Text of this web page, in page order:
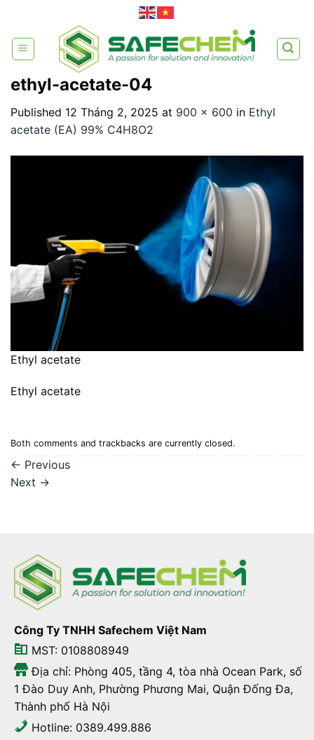
content
ethyl-acetate-04
Published 12 Tháng 2, 2025 at 900 × 600 in Ethyl
acetate (EA) 99% C4H8O2
Ethyl acetate
Ethyl acetate
Both comments and trackbacks are currently closed.
← Previous
Next →
Công Ty TNHH Safechem Việt Nam
MST: 0108808949
Địa chỉ: Phòng 405, tầng 4, tòa nhà Ocean Park, số
1 Đào Duy Anh, Phường Phương Mai, Quận Đống Đa,
Thành phố Hà Nội
Hotline: 0389.499.886